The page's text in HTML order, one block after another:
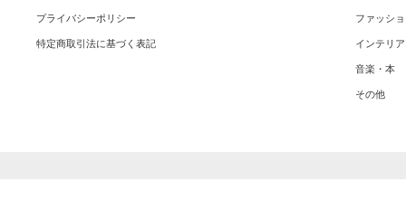
プライバシーポリシー
特定商取引法に基づく表記
ファッシ
インテリア
音楽・本
その他